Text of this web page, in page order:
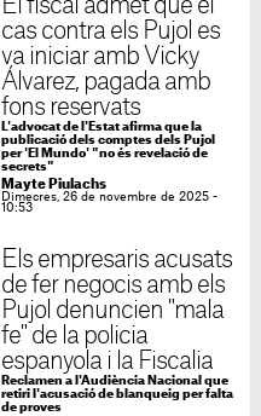
El fiscal admet que el
cas contra els Pujol es
va iniciar amb Vicky
Álvarez, pagada amb
fons reservats
L'advocat de l'Estat afirma que la
publicació dels comptes dels Pujol
per 'El Mundo' "no és revelació de
secrets"
Mayte Piulachs
Dimecres, 26 de novembre de 2025 -
10:53
Els empresaris acusats
de fer negocis amb els
Pujol denuncien "mala
fe" de la policia
espanyola i la Fiscalia
Reclamen a l'Audiència Nacional que
retiri l'acusació de blanqueig per falta
de proves